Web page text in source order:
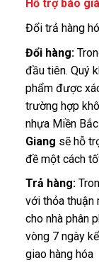
Hỗ trợ báo
Đổi trả hàng
Đổi hàng:
đầu tiên. Quý
phẩm được
trường hợp
nhựa Miền Bắc.
Giang sẽ hỗ
đề một cách
Trả hàng:
với thỏa thuận
cho nhà phân
vòng 7 ngày
giao hàng hóa